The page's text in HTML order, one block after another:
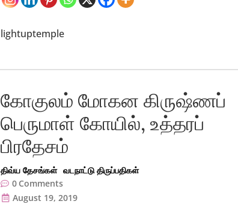
lightuptemple
கோகுலம் மோகன கிருஷ்ணப்
பெருமாள் கோயில், உத்தரப்
பிரதேசம்
திவ்ய தேசங்கள் வடநாட்டு திருப்பதிகள்
0 Comments
August 19, 2019